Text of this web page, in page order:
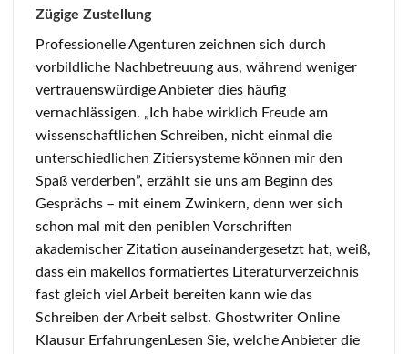
Zügige Zustellung
Professionelle Agenturen zeichnen sich durch
vorbildliche Nachbetreuung aus, während weniger
vertrauenswürdige Anbieter dies häufig
vernachlässigen. „Ich habe wirklich Freude am
wissenschaftlichen Schreiben, nicht einmal die
unterschiedlichen Zitiersysteme können mir den
Spaß verderben”, erzählt sie uns am Beginn des
Gesprächs – mit einem Zwinkern, denn wer sich
schon mal mit den peniblen Vorschriften
akademischer Zitation auseinandergesetzt hat, weiß,
dass ein makellos formatiertes Literaturverzeichnis
fast gleich viel Arbeit bereiten kann wie das
Schreiben der Arbeit selbst. Ghostwriter Online
Klausur ErfahrungenLesen Sie, welche Anbieter die